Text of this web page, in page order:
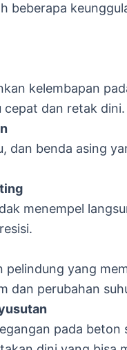
beberapa
kelembapan
cepat dan retak dini.
dan benda asing
menempel
pelindung yang
dan perubahan
pada beton